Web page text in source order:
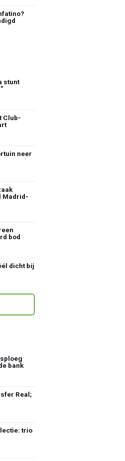
stunt
Club-
neer
Madrid-
bod
dicht bij
bank
Real;
trio